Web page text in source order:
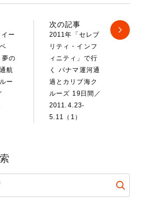
ー
夢の
航
ー
次の記事
2011年「セレブ
リティ・インフ
ィニティ」で行
く パナマ運河通
過とカリブ海ク
ルーズ 19日間／
2011.4.23-
5.11（1）